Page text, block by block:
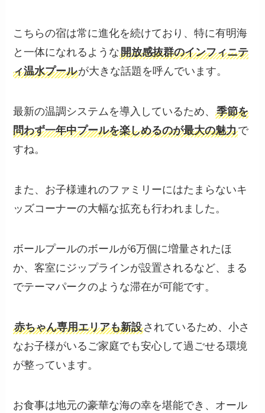
こちらの宿は常に進化を続けており、特に有明海
と一体になれるような開放感抜群のインフィニテ
ィ温水プールが大きな話題を呼んでいます。
最新の温調システムを導入しているため、季節を
問わず一年中プールを楽しめるのが最大の魅力で
すね。
また、お子様連れのファミリーにはたまらないキ
ッズコーナーの大幅な拡充も行われました。
ボールプールのボールが6万個に増量されたほ
か、客室にジップラインが設置されるなど、まる
でテーマパークのような滞在が可能です。
赤ちゃん専用エリアも新設されているため、小さ
なお子様がいるご家庭でも安心して過ごせる環境
が整っています。
お食事は地元の豪華な海の幸を堪能でき、オール